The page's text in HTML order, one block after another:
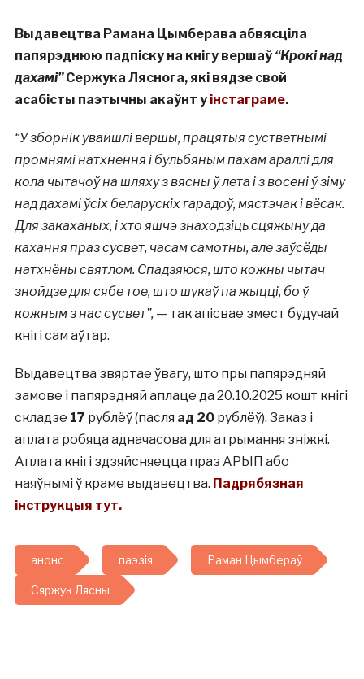
Выдавецтва Рамана Цымберава абвясціла
папярэднюю падпіску на кнігу вершаў “Крокі над
дахамі”Сержука Ляснога, які вядзе свой
асабісты паэтычны акаўнт у інстаграме.
“У зборнік увайшлі вершы, працятыя сустветнымі
промнямі натхнення і бульбяным пахам араллі для
кола чытачоў на шляху з вясны ў лета і з восені ў зіму
над дахамі ўсіх беларускіх гарадоў, мястэчак і вёсак.
Для закаханых, і хто яшчэ знаходзіць сцяжыну да
кахання праз сусвет, часам самотны, але заўсёды
натхнёны святлом. Спадзяюся, што кожны чытач
знойдзе для сябе тое, што шукаў па жыцці, бо ў
кожным з нас сусвет”,— так апісвае змест будучай
кнігі сам аўтар.
Выдавецтва звяртае ўвагу, што пры папярэдняй
замове і папярэдняй аплаце да 20.10.2025 кошт кнігі
складзе 17 рублёў (пасля ад 20рублёў). Заказ і
аплата робяца адначасова для атрымання зніжкі.
Аплата кнігі здзяйсняецца праз АРЫП або
наяўнымі ў краме выдавецтва. Падрябязная
інструкцыя тут.
анонс паэзія Раман Цымбераў
Сяржук Лясны